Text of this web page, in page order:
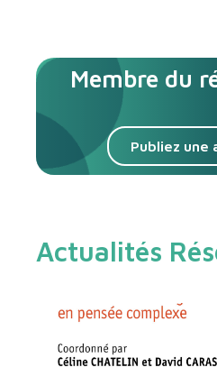
Membre du
Publiez une
Actualités